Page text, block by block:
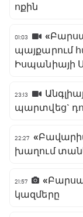
ոքին
01:03
պայքարում
Իսպանիայի
23:13
պարտվեց`
22:27
խաղում
21:57
կազմերը